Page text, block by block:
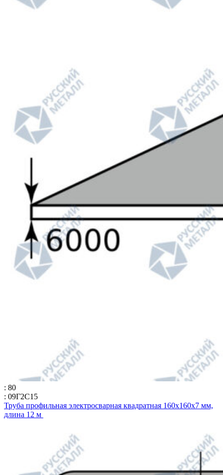
: 80
: 09Г2С15
Труба профильная электросварная квадратная 160х160х7 мм,
длина 12 м